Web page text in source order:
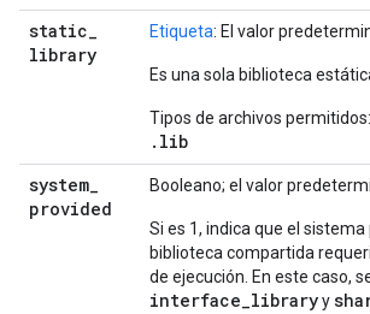
static_
library
Etiqueta: El valor
Es una sola biblioteca
Tipos de archivos permitidos:
.lib
system_
provided
Booleano; el valor
Si es 1, indica que el
biblioteca compartida
de ejecución. En este caso,
interface_libraryy